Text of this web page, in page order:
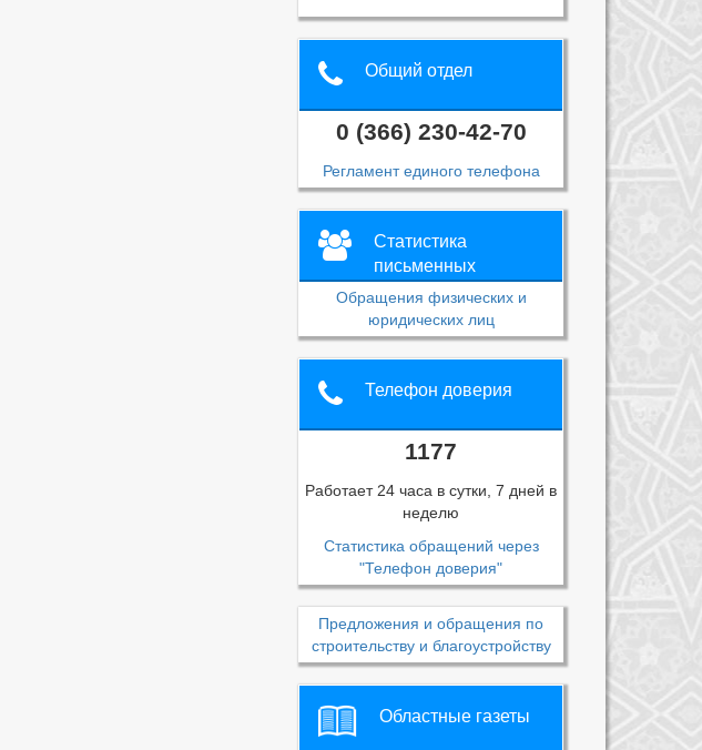
Общий отдел
0 (366) 230-42-70
Регламент единого телефона
Статистика
письменных
обращений
Обращения физических и
юридических лиц
Телефон доверия
1177
Работает 24 часа в сутки, 7 дней в
неделю
Статистика обращений через
"Телефон доверия"
Предложения и обращения по
строительству и благоустройству
Областные газеты